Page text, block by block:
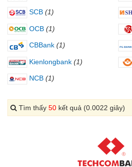
SCB (1)
OCB (1)
CBBank (1)
Kienlongbank (1)
NCB (1)
Tìm thấy 50 kết quả (0.0022 giây)